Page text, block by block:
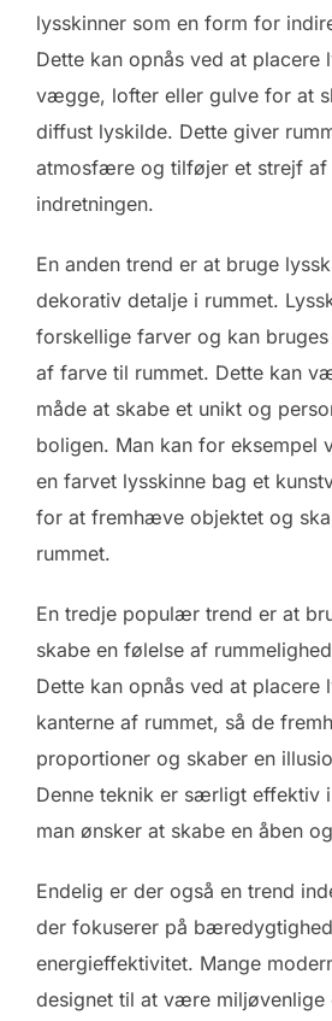
lysskinner som en form for
Dette kan opnås ved at placere
vægge, lofter eller gulve for at
diffust lyskilde. Dette giver
atmosfære og tilføjer et strejf af
indretningen.
En anden trend er at bruge
dekorativ detalje i rummet.
forskellige farver og kan
af farve til rummet. Dette kan
måde at skabe et unikt og
boligen. Man kan for eksempel
en farvet lysskinne bag et
for at fremhæve objektet og
rummet.
En tredje populær trend er at
skabe en følelse af
Dette kan opnås ved at placere
kanterne af rummet, så de
proportioner og skaber en
Denne teknik er særligt effektiv
man ønsker at skabe en åben
Endelig er der også en trend
der fokuserer på
energieffektivitet. Mange
designet til at være miljøvenlige